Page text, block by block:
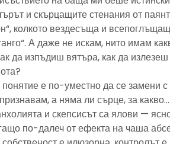
и скърцащите стенания от
колкото вездесъща и
А даже не искам, нито имам
да изпъдиш вятъра, как да излезеш
понятие е по-уместно да се замени с
а няма ли сърце, за
и скепсисът са ялови —
по-далеч от ефекта на чаша